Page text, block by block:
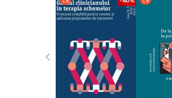
lungul carierei a publicat numeroase
psihoterapie, psihopatologie şi
popularizat cu argumente științifice
Mihaela Negrescu este cadru
comportamentală și detine specializari
Majoritatea oamenilor nu sunt
aceste resurse pentru a ameliora şi
‹